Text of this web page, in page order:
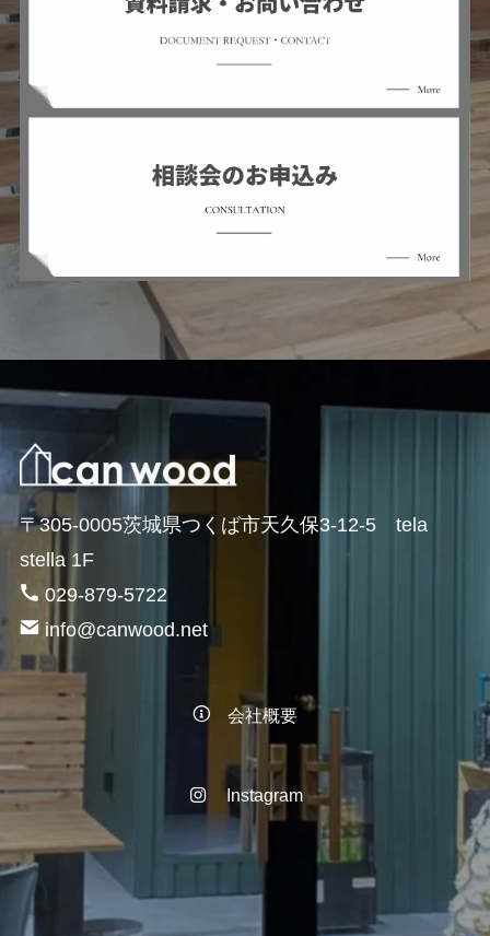
〒305-0005茨城県つくば市天久保3-12-5 tela
stella 1F
029-879-5722
info@canwood.net
会社概要
Instagram